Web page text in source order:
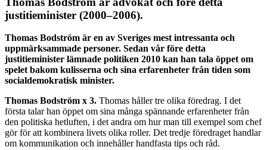
justitieminister (2000–2006).
Thomas Bodström är en av Sveriges mest intressanta och
uppmärksammade personer. Sedan vår före detta
justitieminister lämnade politiken 2010 kan han tala öppet om
spelet bakom kulisserna och sina erfarenheter från tiden som
socialdemokratisk minister.
Thomas Bodström x 3. Thomas håller tre olika föredrag. I det
första talar han öppet om sina många spännande erfarenheter från
den politiska hetluften, i det andra om hur man till exempel som chef
gör för att kombinera livets olika roller. Det tredje föredraget handlar
om kommunikation och innehåller handfasta tips och råd.